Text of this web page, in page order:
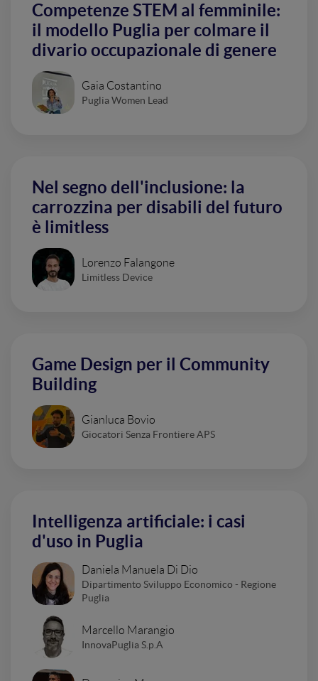
Competenze STEM al femminile:
il modello Puglia per colmare il
divario occupazionale di genere
Gaia Costantino
Puglia Women Lead
Nel segno dell'inclusione: la
carrozzina per disabili del futuro
è limitless
Lorenzo Falangone
Limitless Device
Game Design per il Community
Building
Gianluca Bovio
Giocatori Senza Frontiere APS
Intelligenza artificiale: i casi
d'uso in Puglia
Daniela Manuela Di Dio
Dipartimento Sviluppo Economico - Regione
Puglia
Marcello Marangio
InnovaPuglia S.p.A